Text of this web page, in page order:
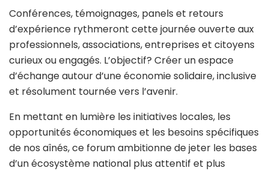
Conférences, témoignages, panels et retours
d’expérience rythmeront cette journée ouverte aux
professionnels, associations, entreprises et citoyens
curieux ou engagés. L’objectif? Créer un espace
d’échange autour d’une économie solidaire, inclusive
et résolument tournée vers l’avenir.
En mettant en lumière les initiatives locales, les
opportunités économiques et les besoins spécifiques
de nos aînés, ce forum ambitionne de jeter les bases
d’un écosystème national plus attentif et plus